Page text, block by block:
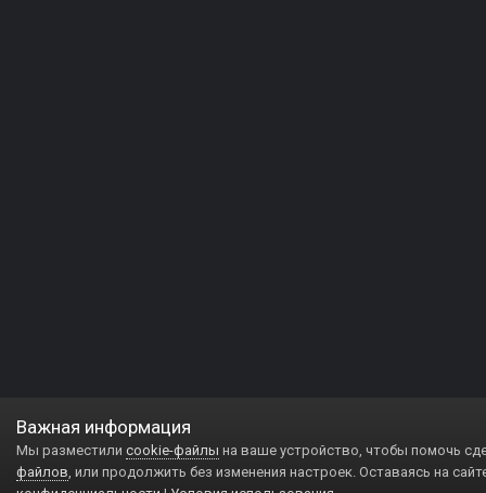
Важная информация
Мы разместили cookie-файлы на ваше устройство, чтобы помочь
файлов, или продолжить без изменения настроек. Оставаясь на